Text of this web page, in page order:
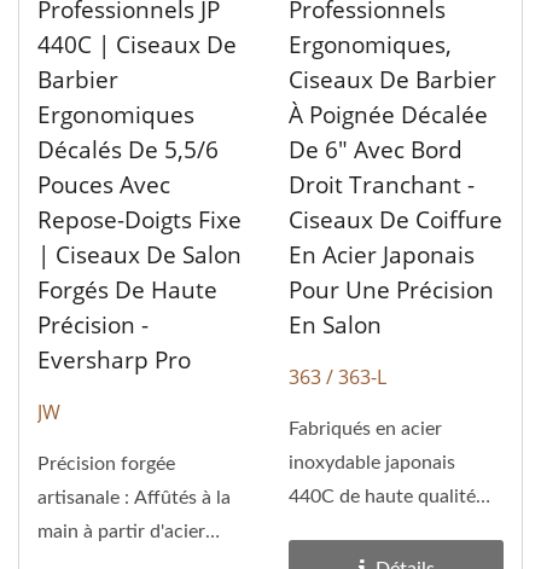
Professionnels JP
440C | Ciseaux De
Barbier
Ergonomiques
Décalés De 5,5/6
Pouces Avec
Repose-Doigts Fixe
| Ciseaux De Salon
Forgés De Haute
Précision -
Eversharp Pro
JW
Précision forgée
artisanale : Affûtés à la
main à partir d'acier
Professionnels
Ergonomiques,
Ciseaux De Barbier
À Poignée Décalée
De 6" Avec Bord
Droit Tranchant -
Ciseaux De Coiffure
En Acier Japonais
Pour Une Précision
En Salon
363 / 363-L
Fabriqués en acier
inoxydable japonais
440C de haute qualité
poignée ergonomique,...